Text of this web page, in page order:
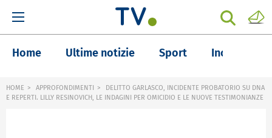
Home Ultime notizie Sport Inchieste
HOME APPROFONDIMENTI
DELITTO GARLASCO, INCIDENTE PROBATORIO SU DNA
E REPERTI. LILLY RESINOVICH, LE INDAGINI PER OMICIDIO E LE NUOVE TESTIMONIANZE